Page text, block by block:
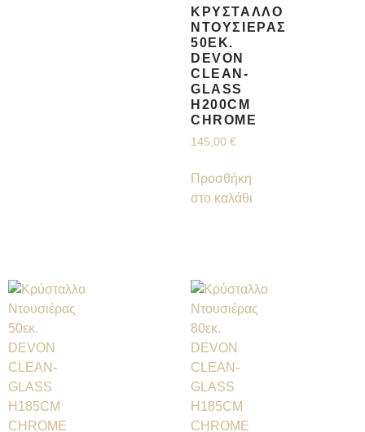
ΚΡΎΣΤΑΛΛΟ
ΝΤΟΥΣΙΈΡΑΣ
50ΕΚ.
DEVON
CLEAN-
GLASS
H200CM
CHROME
145,00 €
Προσθήκη
στο καλάθι